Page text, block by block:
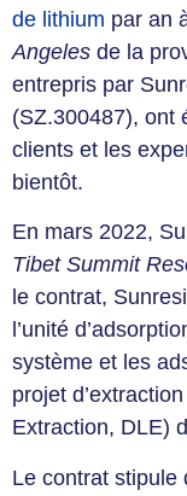
de lithium par an
Angeles de la
entrepris par
(SZ.300487), ont
clients et les
bientôt.
En mars 2022,
Tibet Summit
le contrat,
l’unité
système et les
projet
Extraction, DLE)
Le contrat stipule